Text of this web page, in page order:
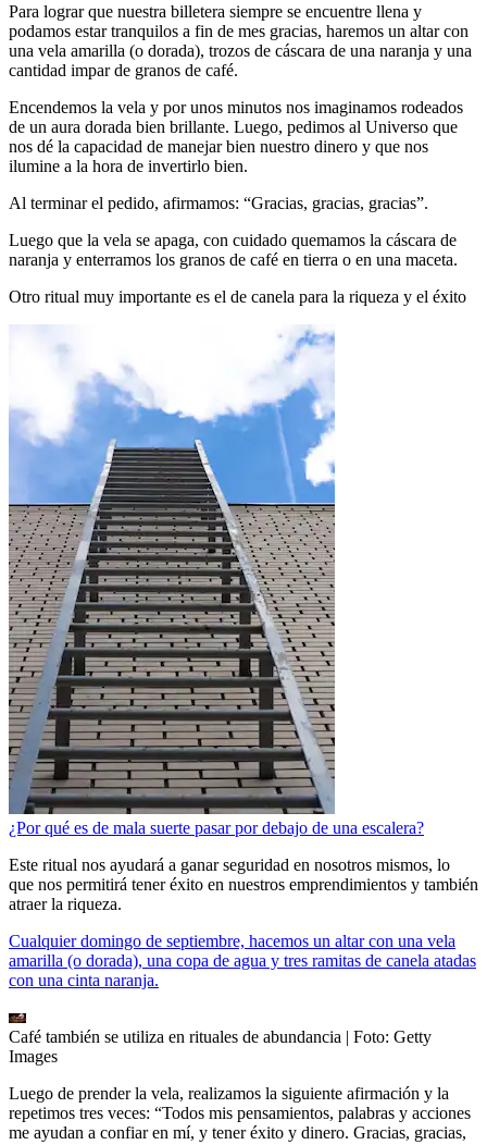
Para lograr que nuestra billetera siempre se encuentre llena y
podamos estar tranquilos a fin de mes gracias, haremos un altar con
una vela amarilla (o dorada), trozos de cáscara de una naranja y una
cantidad impar de granos de café.
Encendemos la vela y por unos minutos nos imaginamos rodeados
de un aura dorada bien brillante. Luego, pedimos al Universo que
nos dé la capacidad de manejar bien nuestro dinero y que nos
ilumine a la hora de invertirlo bien.
Al terminar el pedido, afirmamos: “Gracias, gracias, gracias”.
Luego que la vela se apaga, con cuidado quemamos la cáscara de
naranja y enterramos los granos de café en tierra o en una maceta.
Otro ritual muy importante es el de canela para la riqueza y el éxito
¿Por qué es de mala suerte pasar por debajo de una escalera?
Este ritual nos ayudará a ganar seguridad en nosotros mismos, lo
que nos permitirá tener éxito en nuestros emprendimientos y también
atraer la riqueza.
Cualquier domingo de septiembre, hacemos un altar con una vela
amarilla (o dorada), una copa de agua y tres ramitas de canela atadas
con una cinta naranja.
Café también se utiliza en rituales de abundancia | Foto: Getty
Images
Luego de prender la vela, realizamos la siguiente afirmación y la
repetimos tres veces: “Todos mis pensamientos, palabras y acciones
me ayudan a confiar en mí, y tener éxito y dinero. Gracias, gracias,